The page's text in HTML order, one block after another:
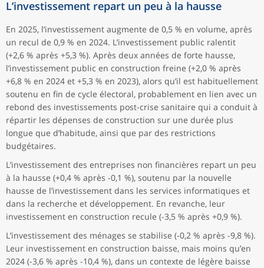
L’investissement repart un peu à la hausse
En 2025, l’investissement augmente de 0,5 % en volume, après
un recul de 0,9 % en 2024. L’investissement public ralentit
(+2,6 % après +5,3 %). Après deux années de forte hausse,
l’investissement public en construction freine (+2,0 % après
+6,8 % en 2024 et +5,3 % en 2023), alors qu’il est habituellement
soutenu en fin de cycle électoral, probablement en lien avec un
rebond des investissements post-crise sanitaire qui a conduit à
répartir les dépenses de construction sur une durée plus
longue que d’habitude, ainsi que par des restrictions
budgétaires.
L’investissement des entreprises non financières repart un peu
à la hausse (+0,4 % après -0,1 %), soutenu par la nouvelle
hausse de l’investissement dans les services informatiques et
dans la recherche et développement. En revanche, leur
investissement en construction recule (-3,5 % après +0,9 %).
L’investissement des ménages se stabilise (-0,2 % après -9,8 %).
Leur investissement en construction baisse, mais moins qu’en
2024 (-3,6 % après -10,4 %), dans un contexte de légère baisse